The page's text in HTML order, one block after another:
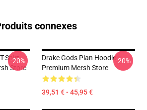
connexes
Shirt
Store
-20%
Drake Gods Plan Hoodie
Premium Mersh Store
39,51 € - 45,95 €
-20%